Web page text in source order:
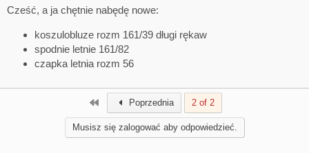
Cześć, a ja chętnie nabędę nowe:
koszulobluze rozm 161/39 długi rękaw
spodnie letnie 161/82
czapka letnia rozm 56
Poprzednia 2 of 2
Musisz się zalogować aby odpowiedzieć.